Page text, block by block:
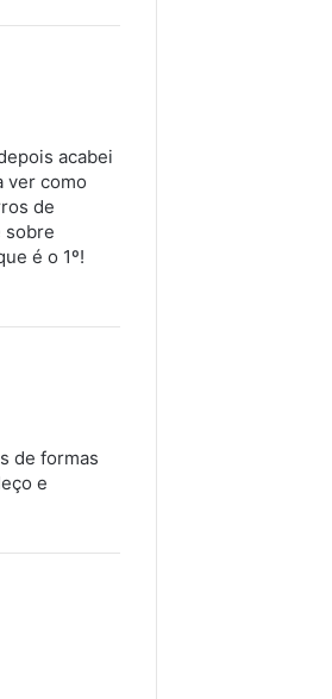
acabei
ver como
de
sobre
é o 1º!
de formas
e